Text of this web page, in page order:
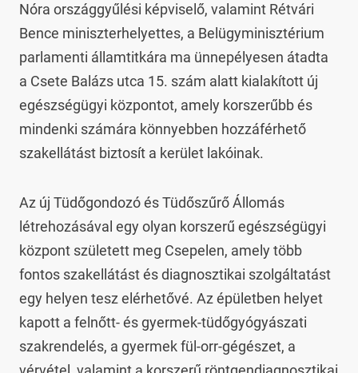
Nóra országgyűlési képviselő, valamint Rétvári
Bence miniszterhelyettes, a Belügyminisztérium
parlamenti államtitkára ma ünnepélyesen átadta
a Csete Balázs utca 15. szám alatt kialakított új
egészségügyi központot, amely korszerűbb és
mindenki számára könnyebben hozzáférhető
szakellátást biztosít a kerület lakóinak.
Az új Tüdőgondozó és Tüdőszűrő Állomás
létrehozásával egy olyan korszerű egészségügyi
központ született meg Csepelen, amely több
fontos szakellátást és diagnosztikai szolgáltatást
egy helyen tesz elérhetővé. Az épületben helyet
kapott a felnőtt- és gyermek-tüdőgyógyászati
szakrendelés, a gyermek fül-orr-gégészet, a